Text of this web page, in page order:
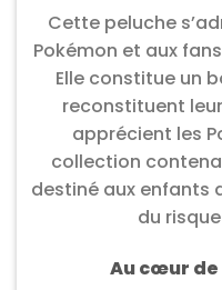
Cette peluche
Pokémon et aux
Elle constitue un
reconstituent
apprécient les
collection
destiné aux enfants
du
Au cœur de